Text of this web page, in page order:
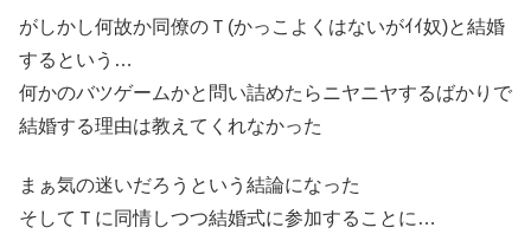
がしかし何故か同僚のＴ(かっこよくはないがｲｲ奴)と結婚
するという…
何かのバツゲームかと問い詰めたらニヤニヤするばかりで
結婚する理由は教えてくれなかった
まぁ気の迷いだろうという結論になった
そしてＴに同情しつつ結婚式に参加することに…